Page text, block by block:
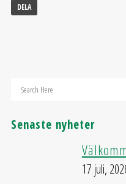
DELA
Senaste nyheter
17 juli,